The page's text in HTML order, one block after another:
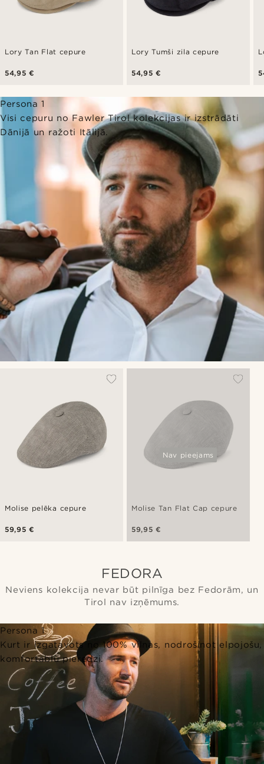
Lory Tan Flat cepure
54,95 €
Lory Tumši zila cepure
54,95 €
Persona 1
Visi cepuru no Fawler Tirol kolekcijas ir izstrādāti
Dānijā un ražoti Itālijā.
Molise pelēka cepure
59,95 €
Nav pieejams
Molise Tan Flat Cap cepure
59,95 €
FEDORA
Neviens kolekcija nevar būt pilnīga bez Fedorām, un
Tirol nav izņēmums.
Persona 1
Kurt ir izgatavots no 100% vilnas, nodrošinot elpojošu,
komfortablu pieredzi.